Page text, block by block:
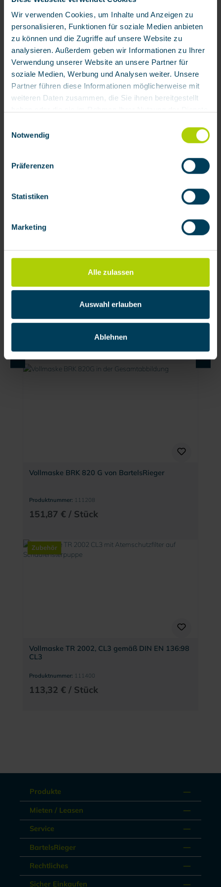
Wir verwenden Cookies, um Inhalte und Anzeigen zu
personalisieren, Funktionen für soziale Medien anbieten
zu können und die Zugriffe auf unsere Website zu
analysieren. Außerdem geben wir Informationen zu Ihrer
Verwendung unserer Website an unsere Partner für
soziale Medien, Werbung und Analysen weiter. Unsere
Partner führen diese Informationen möglicherweise mit
weiteren Daten zusammen, die Sie ihnen bereitgestellt
Mit Klick auf „[Zustimmen / Alles akzeptieren / etc.]“
erteilen Sie Ihre Einwilligung auch in die Weitergabe über
Ihr Verhalten in unserem Shop an unseren Partner, die
Deutschland), die diese Daten Ihnen nicht persönlich
zuordnen kann, sie aber zu eigenen Zwecken (z.B.
verarbeiten darf.
Notwendig
Präferenzen
Statistiken
Marketing
Alle zulassen
Auswahl erlauben
Ablehnen
148,33 € / Stück
Produktnummer:111201
217,48 € / Stück
Vollmaske BRK 820 G von BartelsRieger
Produktnummer: 111208
151,87 € / Stück
Zubehör
Vollmaske TR 2002, CL3 gemäß DIN EN 136:98
CL3
Produktnummer: 111400
113,32 € / Stück
Produkte
Mieten / Leasen
Service
BartelsRieger
Rechtliches
Sicher Einkaufen